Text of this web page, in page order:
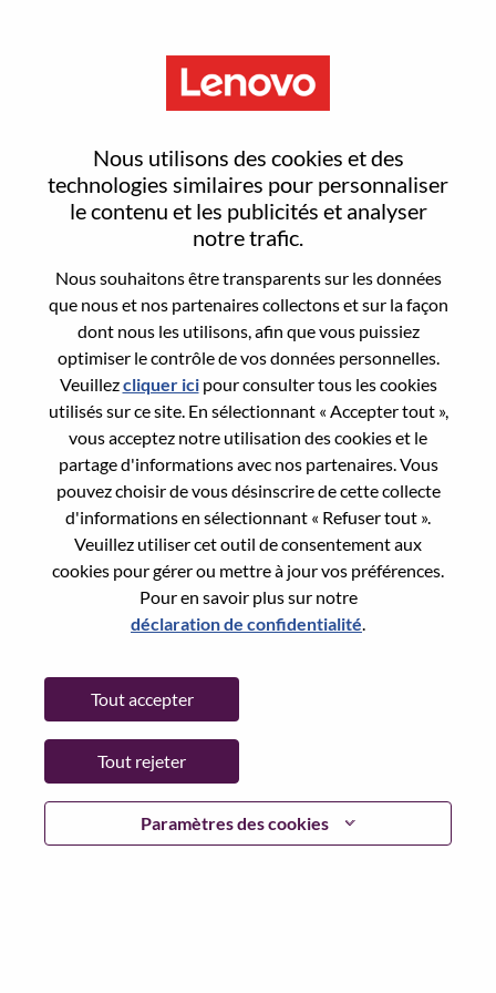
Nous utilisons des cookies et des
technologies similaires pour personnaliser
le contenu et les publicités et analyser
notre trafic.
Nous souhaitons être transparents sur les données
que nous et nos partenaires collectons et sur la façon
dont nous les utilisons, afin que vous puissiez
optimiser le contrôle de vos données personnelles.
Veuillezcliquer icipour consulter tous les cookies
utilisés sur ce site. En sélectionnant « Accepter tout »,
vous acceptez notre utilisation des cookies et le
partage d'informations avec nos partenaires. Vous
pouvez choisir de vous désinscrire de cette collecte
d'informations en sélectionnant « Refuser tout ».
Veuillez utiliser cet outil de consentement aux
cookies pour gérer ou mettre à jour vos préférences.
Pour en savoir plus sur notre
déclaration de confidentialité.
Paramètres des cookies
Tout accepter
Tout rejeter
Reset password
Are you sure you want to reset your
Enter the email address associated with your
account, then click "Continue".
We will email you a link to reset your
password.
Reset password with your e-mail
E-mail*
Continue
Go Back